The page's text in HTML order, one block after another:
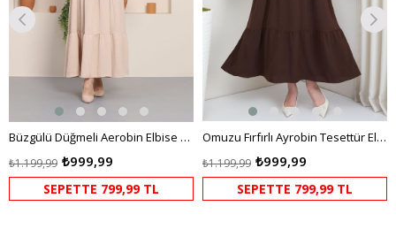
Büzgülü Düğmeli Aerobin Elbise Krem
₺999,99
₺1.199,99
SEPETTE 799,99 TL
Omuzu Fırfırlı Ayrobin Tesettür Elbise Kahverengi HM2062
₺999,99
₺1.199,99
SEPETTE 799,99 TL